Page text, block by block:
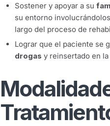
Sostener y apoyar a su
su entorno
largo del proceso de
Lograr que el paciente se
drogas y reinsertado en